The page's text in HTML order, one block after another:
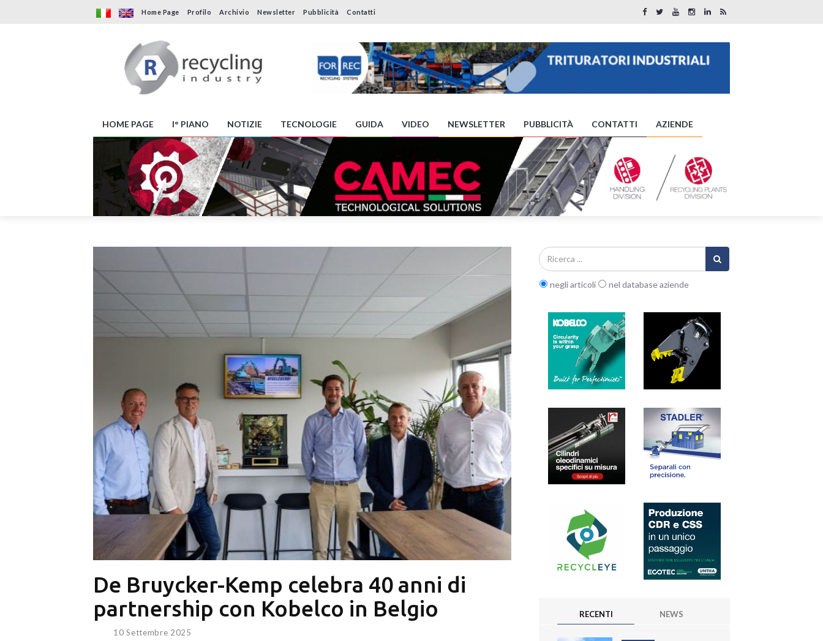
Home Page Profilo Archivio Newsletter Pubblicità Contatti
HOME PAGE I° PIANO NOTIZIE TECNOLOGIE GUIDA VIDEO NEWSLETTER PUBBLICITÀ CONTATTI AZIENDE
De Bruycker-Kemp celebra 40 anni di
partnership con Kobelco in Belgio
10 Settembre 2025
negli articoli nel database aziende
RECENTI NEWS